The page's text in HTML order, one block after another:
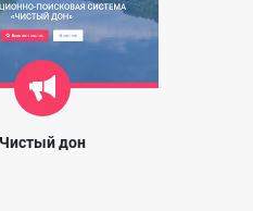
Чистый дон